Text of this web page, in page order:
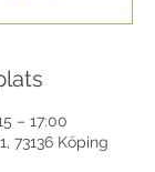
– 17:00
73136 Köping